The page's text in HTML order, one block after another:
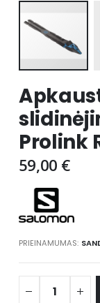
to
the
beginning
of
the
images
Prolink
59,00 €
PRIEINAMUMAS: